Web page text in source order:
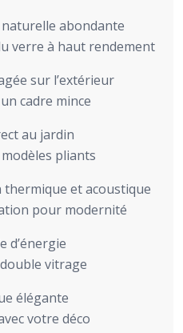
abondante
verre à haut rendement
sur l’extérieur
cadre mince
au jardin
pliants
thermique et acoustique
pour modernité
d’énergie
vitrage
élégante
votre déco